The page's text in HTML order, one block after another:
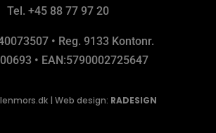
Tel. +45 88 77 97 20
• Reg. 9133 Kontonr.
• EAN:5790002725647
|Web design: RADESIGN